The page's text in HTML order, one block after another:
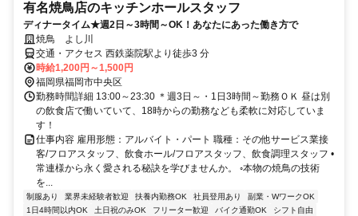
有名焼鳥店のキッチンホールスタッフ
ディナータイム★週2日～3時間～OK！あなたにあった働き方で
焼鳥 よし川
交通・アクセス 西鉄薬院駅より徒歩3 分
時給1,200円～1,500円
福岡県福岡市中央区
勤務時間詳細 13:00～23:30 ＊週3日～・1日3時間～勤務ＯＫ 昼は別
の飲食店で働いていて、18時からの勤務なども柔軟に対応していま
す！
仕事内容 雇用形態：アルバイト・パート 職種：その他サービス業接
客/フロアスタッフ、飲食ホール/フロアスタッフ、飲食調理スタッフ •
常連様から永く愛される秘訣を学びませんか。 ◦本物の焼鳥の技術
を...
制服あり 業界未経験者歓迎 扶養内勤務OK 社員登用あり
副業・WワークOK
1日4時間以内OK
土日祝のみOK フリーター歓迎 バイク通勤OK
シフト自由